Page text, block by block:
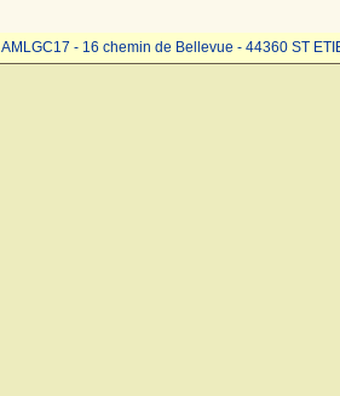
AMLGC17 - 16 chemin de Bellevue - 44360 ST